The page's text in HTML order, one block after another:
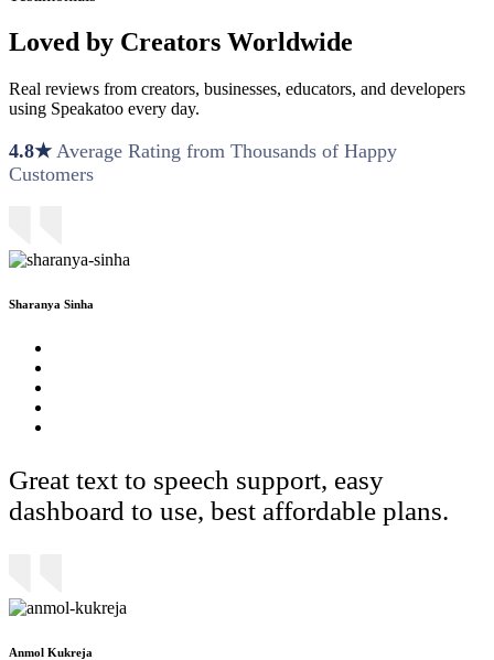
Loved by Creators Worldwide
Real reviews from creators, businesses, educators, and developers
using Speakatoo every day.
4.8★ Average Rating from Thousands of Happy
Customers
Sharanya Sinha
Great text to speech support, easy
dashboard to use, best affordable plans.
Anmol Kukreja